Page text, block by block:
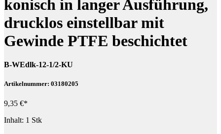
konisch in langer Ausführung,
drucklos einstellbar mit
Gewinde PTFE beschichtet
B-WEdlk-12-1/2-KU
Artikelnummer: 03180205
9,35 €*
Inhalt: 1 Stk